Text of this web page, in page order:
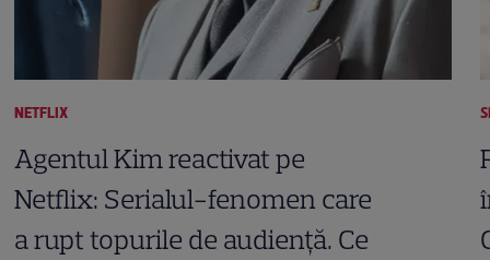
NETFLIX
Agentul Kim reactivat pe
Netflix: Serialul-fenomen care
a rupt topurile de audiență. Ce